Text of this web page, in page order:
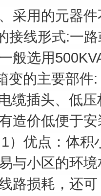
采用的元器
接线形式:一
般选用
变的主要部件
缆插头、低
造价低便于
）优点：体积
与小区的环
路损耗，还可